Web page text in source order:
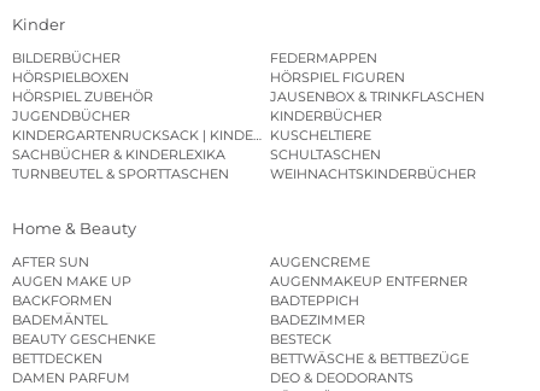
Kinder
BILDERBÜCHER
FEDERMAPPEN
HÖRSPIELBOXEN
HÖRSPIEL FIGUREN
HÖRSPIEL ZUBEHÖR
JAUSENBOX & TRINKFLASCHEN
JUGENDBÜCHER
KINDERBÜCHER
KINDERGARTENRUCKSACK | KINDERGARTENBEUTEL
KUSCHELTIERE
SACHBÜCHER & KINDERLEXIKA
SCHULTASCHEN
TURNBEUTEL & SPORTTASCHEN
WEIHNACHTSKINDERBÜCHER
Home & Beauty
AFTER SUN
AUGENCREME
AUGEN MAKE UP
AUGENMAKEUP ENTFERNER
BACKFORMEN
BADTEPPICH
BADEMÄNTEL
BADEZIMMER
BEAUTY GESCHENKE
BESTECK
BETTDECKEN
BETTWÄSCHE & BETTBEZÜGE
DAMEN PARFUM
DEO & DEODORANTS